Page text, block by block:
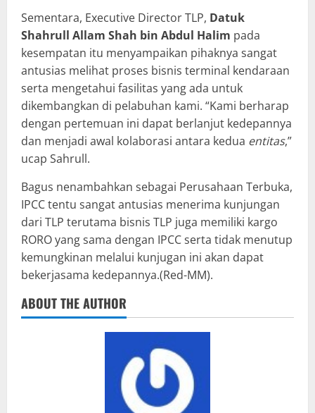
Sementara, Executive Director TLP, Datuk
Shahrull Allam Shah bin Abdul Halim pada
kesempatan itu menyampaikan pihaknya sangat
antusias melihat proses bisnis terminal kendaraan
serta mengetahui fasilitas yang ada untuk
dikembangkan di pelabuhan kami. “Kami berharap
dengan pertemuan ini dapat berlanjut kedepannya
dan menjadi awal kolaborasi antara kedua entitas,”
ucap Sahrull.
Bagus nenambahkan sebagai Perusahaan Terbuka,
IPCC tentu sangat antusias menerima kunjungan
dari TLP terutama bisnis TLP juga memiliki kargo
RORO yang sama dengan IPCC serta tidak menutup
kemungkinan melalui kunjugan ini akan dapat
bekerjasama kedepannya.(Red-MM).
ABOUT THE AUTHOR